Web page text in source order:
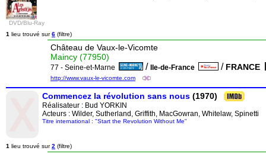
DVD/Blu-Ray
1 lieu trouvé sur6 (filtre)
Château de Vaux-le-Vicomte
Maincy (77950)
77 - Seine-et-Marne / Ile-de-France / FRANCE
http://www.vaux-le-vicomte.com
Commencez la révolution sans nous (1970)
Réalisateur : Bud YORKIN
Acteurs : Wilder, Sutherland, Griffith, MacGowran, Whitelaw, Spinetti
Titre international : "Start the Revolution Without Me"
1 lieu trouvé sur2 (filtre)